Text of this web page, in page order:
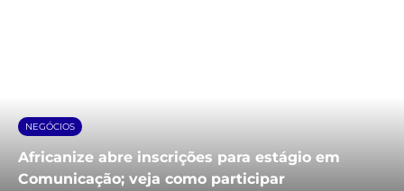
NEGÓCIOS
Africanize abre inscrições para estágio em
Comunicação; veja como participar